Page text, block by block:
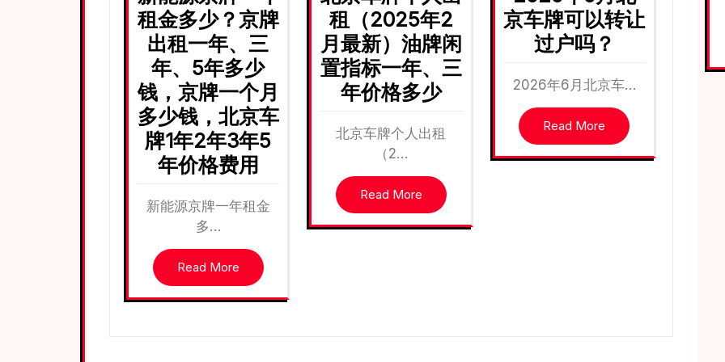
租金多少？京牌
出租一年、三
年、5年多少
钱，京牌一个月
多少钱，北京车
牌1年2年3年5
年价格费用
新能源京牌一年租金
多…
Read More
租（2025年2
月最新）油牌闲
置指标一年、三
年价格多少
北京车牌个人出租
（2…
Read More
京车牌可以转让
过户吗？
2026年6月北京车…
Read More